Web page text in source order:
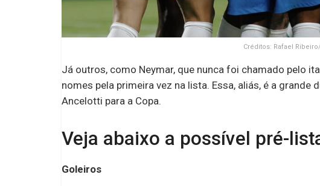
Créditos: Rafael
Já outros, como Neymar, que nunca foi chamado pelo
nomes pela primeira vez na lista. Essa, aliás, é a grande
Ancelotti para a Copa.
Veja abaixo a possível pré-
Goleiros